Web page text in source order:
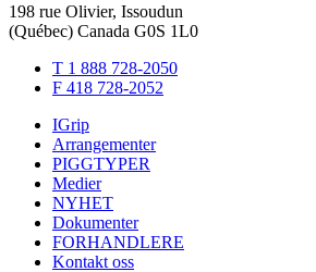
198 rue Olivier, Issoudun
(Québec) Canada G0S 1L0
T 1 888 728-2050
F 418 728-2052
IGrip
Arrangementer
PIGGTYPER
Medier
NYHET
Dokumenter
FORHANDLERE
Kontakt oss